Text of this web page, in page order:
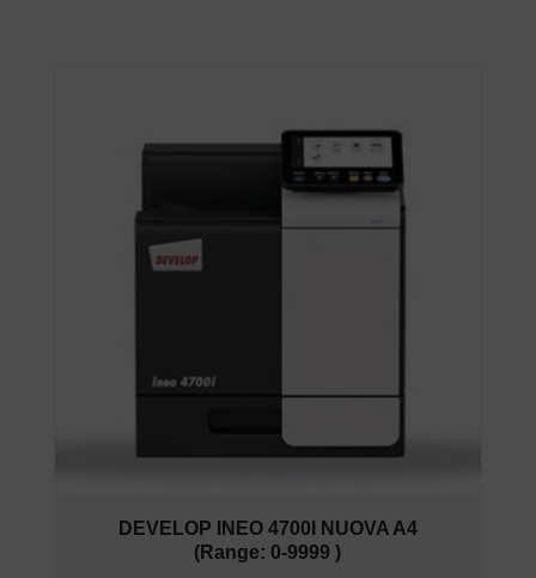
DEVELOP INEO 4700I NUOVA A4
(Range: 0-9999 )